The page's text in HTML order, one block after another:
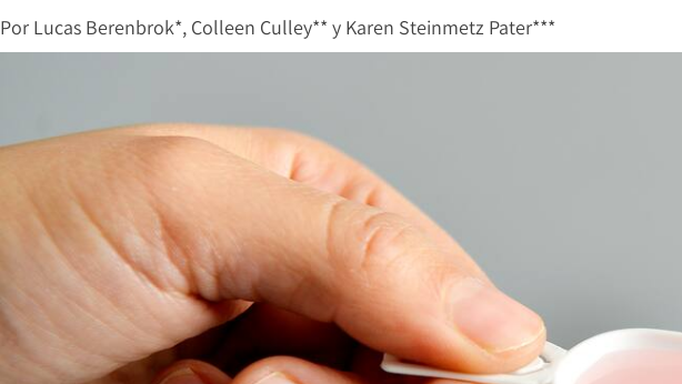
Por Lucas Berenbrok*, Colleen Culley** y Karen Steinmetz Pater***